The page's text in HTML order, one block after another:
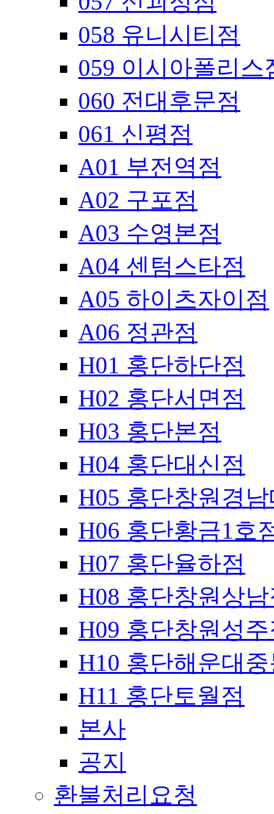
058 유니시티점
059 이시아폴리스
060 전대후문점
061 신평점
A01 부전역점
A02 구포점
A03 수영본점
A04 센텀스타점
A05 하이츠자이점
A06 정관점
H01 홍단하단점
H02 홍단서면점
H03 홍단본점
H04 홍단대신점
H05 홍단창원경
H06 홍단황금1호
H07 홍단율하점
H08 홍단창원상
H09 홍단창원성
H10 홍단해운대
H11 홍단토월점
본사
공지
환불처리요청